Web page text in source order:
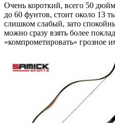
Очень короткий, всего 50
до 60 фунтов, стоит около 13
слишком слабый, зато
можно сразу взять более
«компрометировать» грозное